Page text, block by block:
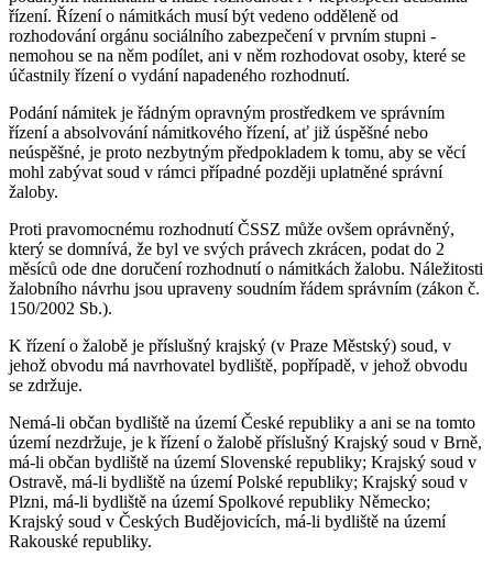
řízení. Řízení o námitkách musí být vedeno odděleně od
rozhodování orgánu sociálního zabezpečení v prvním stupni -
nemohou se na něm podílet, ani v něm rozhodovat osoby, které se
účastnily řízení o vydání napadeného rozhodnutí.
Podání námitek je řádným opravným prostředkem ve správním
řízení a absolvování námitkového řízení, ať již úspěšné nebo
neúspěšné, je proto nezbytným předpokladem k tomu, aby se věcí
mohl zabývat soud v rámci případné později uplatněné správní
žaloby.
Proti pravomocnému rozhodnutí ČSSZ může ovšem oprávněný,
který se domnívá, že byl ve svých právech zkrácen, podat do 2
měsíců ode dne doručení rozhodnutí o námitkách žalobu. Náležitosti
žalobního návrhu jsou upraveny soudním řádem správním (zákon č.
150/2002 Sb.).
K řízení o žalobě je příslušný krajský (v Praze Městský) soud, v
jehož obvodu má navrhovatel bydliště, popřípadě, v jehož obvodu
se zdržuje.
Nemá-li občan bydliště na území České republiky a ani se na tomto
území nezdržuje, je k řízení o žalobě příslušný Krajský soud v Brně,
má-li občan bydliště na území Slovenské republiky; Krajský soud v
Ostravě, má-li bydliště na území Polské republiky; Krajský soud v
Plzni, má-li bydliště na území Spolkové republiky Německo;
Krajský soud v Českých Budějovicích, má-li bydliště na území
Rakouské republiky.